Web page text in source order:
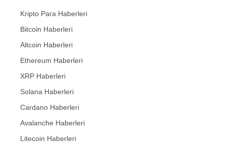
Kripto Para Haberleri
Bitcoin Haberleri
Altcoin Haberleri
Ethereum Haberleri
XRP Haberleri
Solana Haberleri
Cardano Haberleri
Avalanche Haberleri
Litecoin Haberleri